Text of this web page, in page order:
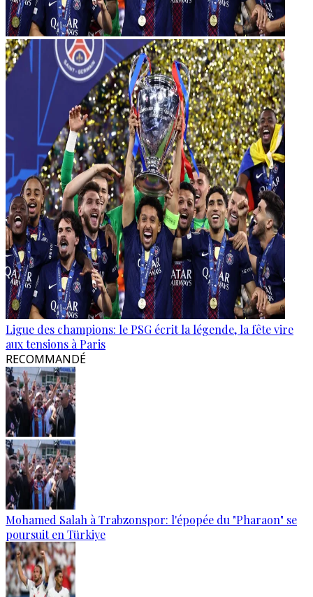
Ligue des champions: le PSG écrit la légende, la fête vire
aux tensions à Paris
RECOMMANDÉ
Mohamed Salah à Trabzonspor: l'épopée du "Pharaon" se
poursuit en Türkiye